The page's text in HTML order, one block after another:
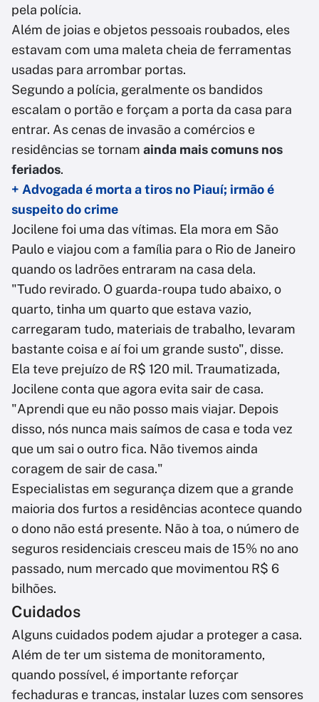
pela polícia.
Além de joias e objetos pessoais roubados, eles
estavam com uma maleta cheia de ferramentas
usadas para arrombar portas.
Segundo a polícia, geralmente os bandidos
escalam o portão e forçam a porta da casa para
entrar. As cenas de invasão a comércios e
residências se tornam ainda mais comuns nos
feriados.
+ Advogada é morta a tiros no Piauí; irmão é
suspeito do crime
Jocilene foi uma das vítimas. Ela mora em São
Paulo e viajou com a família para o Rio de Janeiro
quando os ladrões entraram na casa dela.
"Tudo revirado. O guarda-roupa tudo abaixo, o
quarto, tinha um quarto que estava vazio,
carregaram tudo, materiais de trabalho, levaram
bastante coisa e aí foi um grande susto", disse.
Ela teve prejuízo de R$ 120 mil. Traumatizada,
Jocilene conta que agora evita sair de casa.
"Aprendi que eu não posso mais viajar. Depois
disso, nós nunca mais saímos de casa e toda vez
que um sai o outro fica. Não tivemos ainda
coragem de sair de casa."
Especialistas em segurança dizem que a grande
maioria dos furtos a residências acontece quando
o dono não está presente. Não à toa, o número de
seguros residenciais cresceu mais de 15% no ano
passado, num mercado que movimentou R$ 6
bilhões.
Cuidados
Alguns cuidados podem ajudar a proteger a casa.
Além de ter um sistema de monitoramento,
quando possível, é importante reforçar
fechaduras e trancas, instalar luzes com sensores